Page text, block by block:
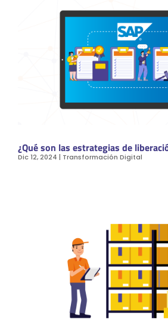
¿Qué son las estrategias de
Dic 12, 2024 | Transformación Digital